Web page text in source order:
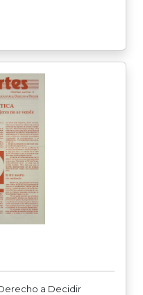
a Decidir